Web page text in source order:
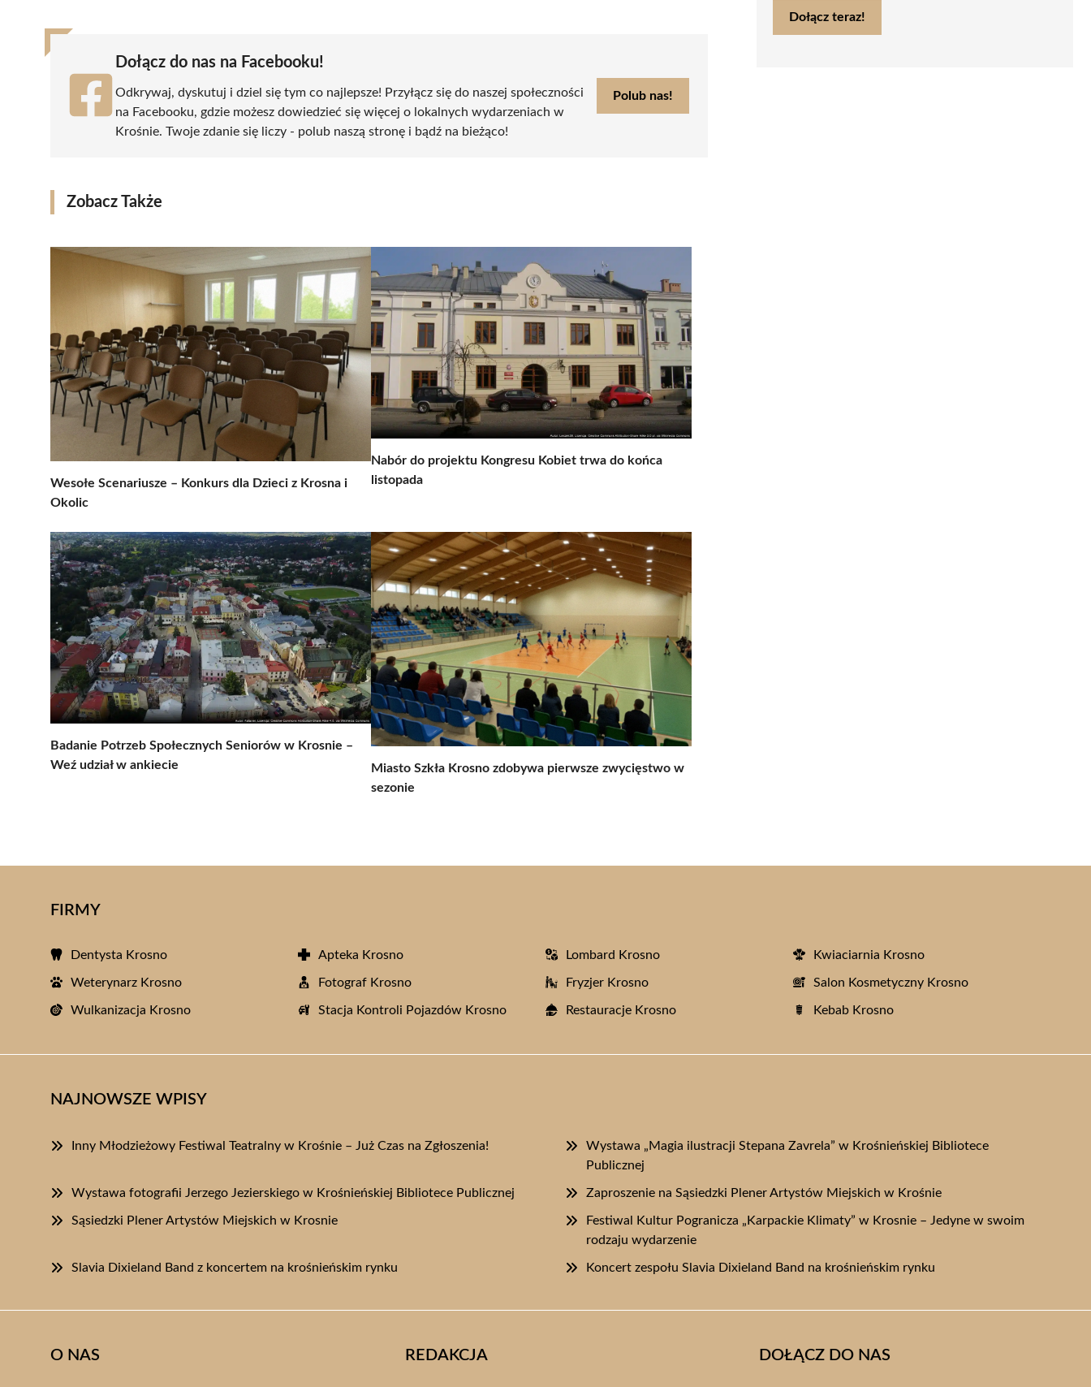
Dołącz do nas na Facebooku!
Odkrywaj, dyskutuj i dziel się tym co najlepsze! Przyłącz się do naszej społeczności
na Facebooku, gdzie możesz dowiedzieć się więcej o lokalnych wydarzeniach w
Krośnie. Twoje zdanie się liczy - polub naszą stronę i bądź na bieżąco!
Polub nas!
Zobacz Także
Wesołe Scenariusze – Konkurs dla Dzieci z Krosna i
Okolic
Nabór do projektu Kongresu Kobiet trwa do końca
listopada
Badanie Potrzeb Społecznych Seniorów w Krosnie –
Weź udział w ankiecie
Miasto Szkła Krosno zdobywa pierwsze zwycięstwo w
sezonie
Dołącz teraz!
FIRMY
Dentysta Krosno Apteka Krosno Lombard Krosno Kwiaciarnia Krosno
Weterynarz Krosno Fotograf Krosno Fryzjer Krosno Salon Kosmetyczny Krosno
Wulkanizacja Krosno Stacja Kontroli Pojazdów Krosno Restauracje Krosno Kebab Krosno
NAJNOWSZE WPISY
Inny Młodzieżowy Festiwal Teatralny w Krośnie – Już Czas na Zgłoszenia!
Wystawa „Magia ilustracji Stepana Zavrela” w Krośnieńskiej Bibliotece
Publicznej
Wystawa fotografii Jerzego Jezierskiego w Krośnieńskiej Bibliotece Publicznej Zaproszenie na Sąsiedzki Plener Artystów Miejskich w Krośnie
Sąsiedzki Plener Artystów Miejskich w Krosnie
Festiwal Kultur Pogranicza „Karpackie Klimaty” w Krosnie – Jedyne w swoim
rodzaju wydarzenie
Slavia Dixieland Band z koncertem na krośnieńskim rynku Koncert zespołu Slavia Dixieland Band na krośnieńskim rynku
O NAS REDAKCJA DOŁĄCZ DO NAS